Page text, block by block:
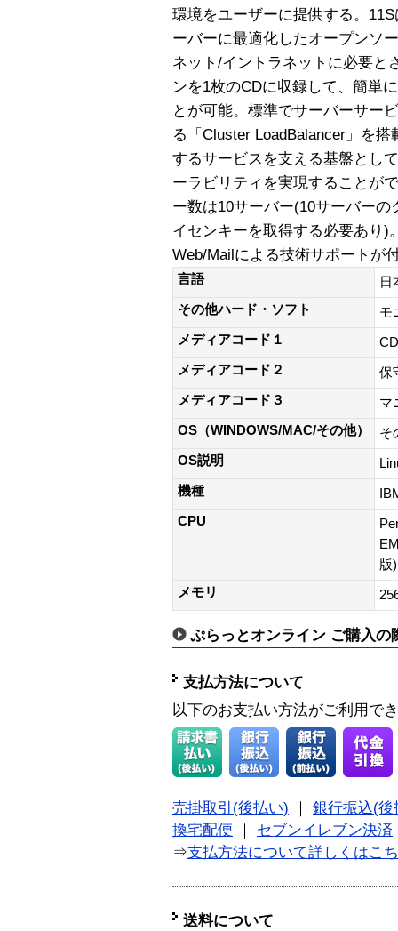
環境をユーザーに提供する。
ーバーに最適化したオープンソ
ネット/イントラネットに必要と
ンを1枚のCDに収録して、簡単
とが可能。標準でサーバーサー
る「Cluster LoadBalancer」を
するサービスを支える基盤とし
ーラビリティを実現することが
ー数は10サーバー(10サーバー
イセンキーを取得する必要あり)
Web/Mailによる技術サポートが
言語
日
その他ハード・ソフト
モ
メディアコード１
メディアコード２
保
メディアコード３
マ
OS（WINDOWS/MAC/その他）
そ
OS説明
機種
CPU
版
メモリ
ぷらっとオンライン ご購入の
支払方法について
以下のお支払い方法がご利用で
売掛取引(後払い)
銀行振込(後
換宅配便
セブンイレブン決済
⇒支払方法について詳しくはこ
送料について